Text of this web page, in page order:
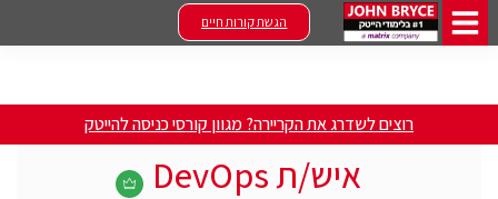
הגשת קורות חיים
רוצים לשדרג את הקריירה? מגוון קורסי כניסה להייטק
איש/ת DevOps